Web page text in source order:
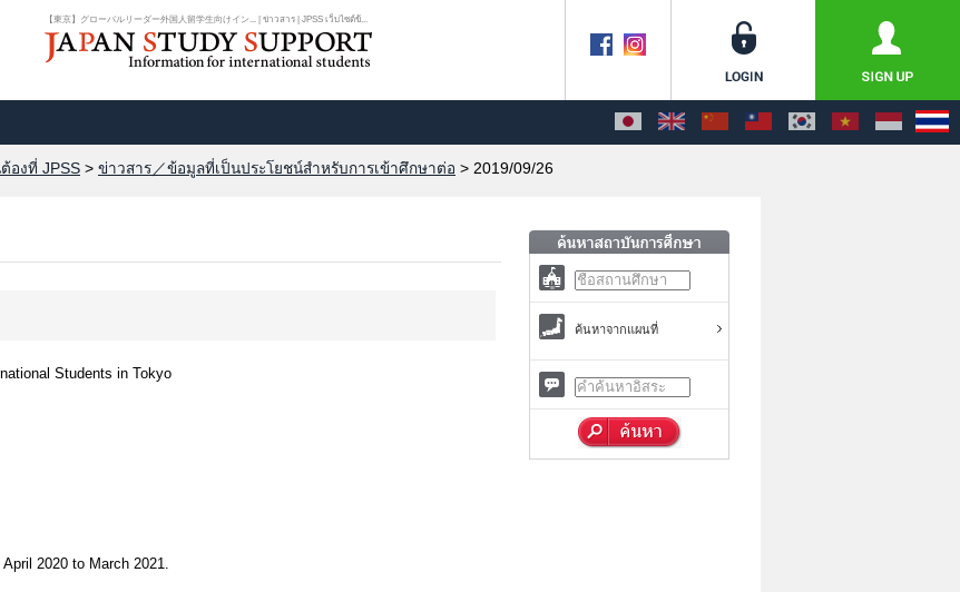
【東京】グローバルリーダー外国人留学生向けイン... | ข่าวสาร | JPSS เว็บไซต์ข้...
องที่ JPSS > ข่าวสาร／ข้อมูลที่เป็นประโยชน์สำหรับการเข้าศึกษาต่อ > 2019/09/26
Students in Tokyo
2020 to March 2021.
ค้นหาจากแผนที่